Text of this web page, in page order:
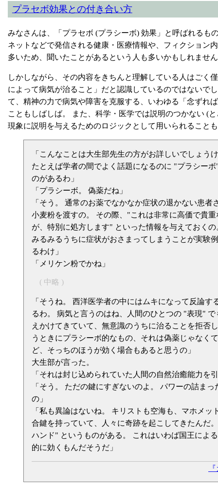
プラセボ効果との付き合い方
みなさんは、「プラセボ (プラシーボ) 効果」と呼ばれるも
ネットなどで発信される健康・医療情報や、フィクション
多いため、聞いたことがあるという人も多いかもしれませ
しかしながら、その内容をきちんと理解している人はごく
によって病気が治ること」だと認識しているのではないで
て、精神の力で病気や障害を克服する、いわゆる「念ずれ
こともしばしば。 また、科学・医学では説明のつかない (
現象に説明を与えるためのロジックとして用いられること
「こんなことは大生部先生の方がお詳しいでしょう
たとえば学者の間でよく話題になるのに "プラシー
のがあるわ」
「プラシーボ。 偽薬だね」
「そう。 通常のお薬でなかなか症状の退かない患者
小麦粉を渡すの。 その際、"これは非常に高価で貴重
が、特別に処方します" といった情報を与えておくの
みるみるうちに症状がおさまってしまうことが実験
るわけ」
「メリケン粉でかね」
( 中略 )
「そうね。 西洋医学者の中にはムキになって反論す
るわ。 病気と言うのはね、人間のひとつの "表現"
えかけてきていて、無意識のうちに治ることを拒否
うときにプラシーボ的なもの、それは偽薬じゃなく
ど、そっちのほうが効く場合もあると思うの」
大生部が言った。
「それは封じ込められていた人間の自然治癒能力を
「そう。 ただの鍵にすぎないのよ。 パワーの詰ま
の」
「私も異論はないね。 キリストも空海も、マホメッ
合鍵を持っていて、人々に奇跡を起こしてきたんだ
ハンド" というものがある。 これはいわば国王によ
的に効くもんだそうだ」